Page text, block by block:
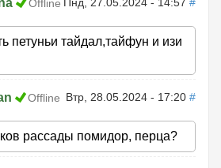
Offline Пнд, 27.05.2024 - 14:57 #
петуньи тайдал,тайфун и изи
Offline Втр, 28.05.2024 - 17:20 #
рассады помидор, перца?